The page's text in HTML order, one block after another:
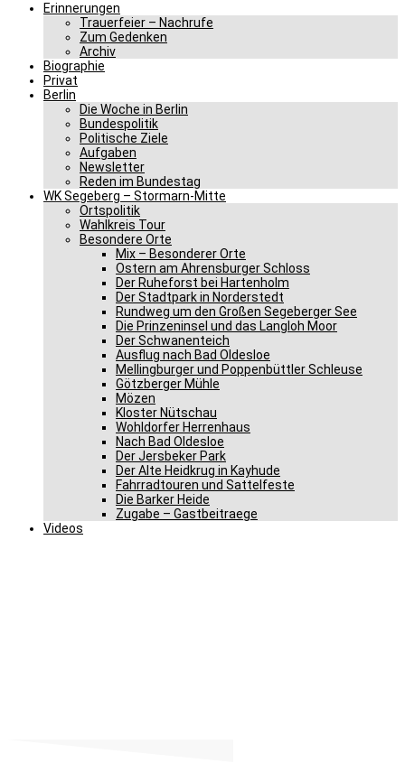
Erinnerungen
Trauerfeier – Nachrufe
Zum Gedenken
Archiv
Biographie
Privat
Berlin
Die Woche in Berlin
Bundespolitik
Politische Ziele
Aufgaben
Newsletter
Reden im Bundestag
WK Segeberg – Stormarn-Mitte
Ortspolitik
Wahlkreis Tour
Besondere Orte
Mix – Besonderer Orte
Ostern am Ahrensburger Schloss
Der Ruheforst bei Hartenholm
Der Stadtpark in Norderstedt
Rundweg um den Großen Segeberger See
Die Prinzeninsel und das Langloh Moor
Der Schwanenteich
Ausflug nach Bad Oldesloe
Mellingburger und Poppenbüttler Schleuse
Götzberger Mühle
Mözen
Kloster Nütschau
Wohldorfer Herrenhaus
Nach Bad Oldesloe
Der Jersbeker Park
Der Alte Heidkrug in Kayhude
Fahrradtouren und Sattelfeste
Die Barker Heide
Zugabe – Gastbeitraege
Videos